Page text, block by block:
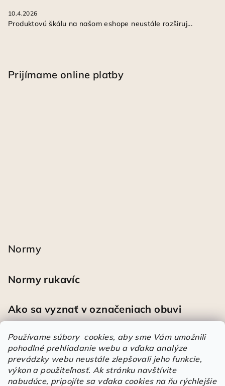
Používame súbory cookies, aby sme Vám umožnili
pohodlné prehliadanie webu a vďaka analýze
prevádzky webu neustále zlepšovali jeho funkcie,
výkon a použiteľnosť. Ak stránku navštívite
nabudúce, pripojíte sa vďaka cookies na ňu rýchlejšie
10.4.2026
Produktovú škálu na našom eshope neustále rozširuj...
Prijímame online platby
Normy
Normy rukavíc
Ako sa vyznať v označeniach obuvi
Heureka
Športové pracovné poltopánky PRESTIGE CLASSIC biele